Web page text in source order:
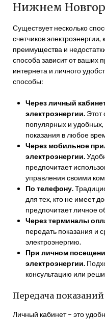
Нижнем
Существует несколько
счетчиков
преимущества и
способа зависит от ваших
интернета и личного
способы:
Через личный
электроэнергии. Этот
популярных и удобных,
показания в любое
Через мобильное
электроэнергии.
предпочитает
управления своими
По телефону.
для тех, кто не имеет
предпочитает личное
Через терминалы
передать показания и
электроэнергию.
При личном
электроэнергии.
консультацию или
Передача
Личный кабинет – это